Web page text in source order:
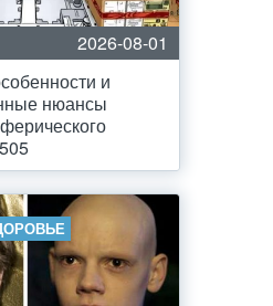
2026-08-01
и
нюансы